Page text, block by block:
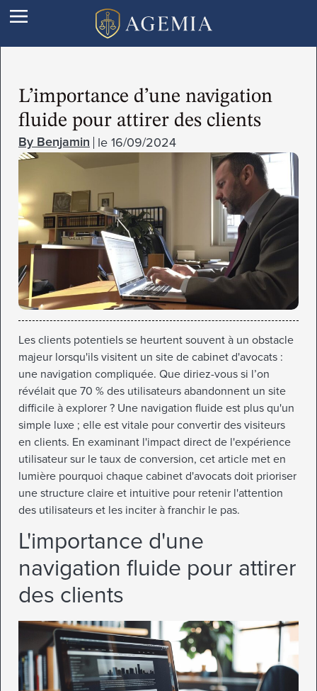
L’importance d’une navigation
fluide pour attirer des clients
Benjamin le 16/09/2024
Les clients potentiels se heurtent souvent à un obstacle
majeur lorsqu'ils visitent un site de cabinet d'avocats :
une navigation compliquée. Que diriez-vous si l’on
révélait que 70 % des utilisateurs abandonnent un site
difficile à explorer ? Une navigation fluide est plus qu'un
simple luxe ; elle est vitale pour convertir des visiteurs
en clients. En examinant l'impact direct de l'expérience
utilisateur sur le taux de conversion, cet article met en
lumière pourquoi chaque cabinet d'avocats doit prioriser
une structure claire et intuitive pour retenir l'attention
des utilisateurs et les inciter à franchir le pas.
L'importance d'une
navigation fluide pour attirer
des clients